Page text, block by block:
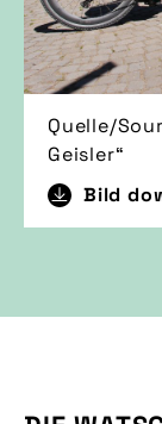
Quelle/
Geisler“
Bild